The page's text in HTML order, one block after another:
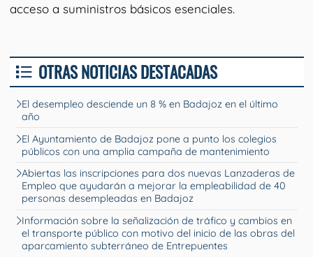
acceso a suministros básicos esenciales.
OTRAS NOTICIAS DESTACADAS
El desempleo desciende un 8 % en Badajoz en el último
año
El Ayuntamiento de Badajoz pone a punto los colegios
públicos con una amplia campaña de mantenimiento
Abiertas las inscripciones para dos nuevas Lanzaderas de
Empleo que ayudarán a mejorar la empleabilidad de 40
personas desempleadas en Badajoz
Información sobre la señalización de tráfico y cambios en
el transporte público con motivo del inicio de las obras del
aparcamiento subterráneo de Entrepuentes